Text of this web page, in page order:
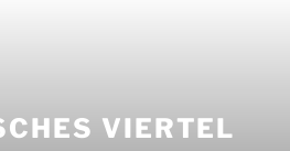
VIERTEL